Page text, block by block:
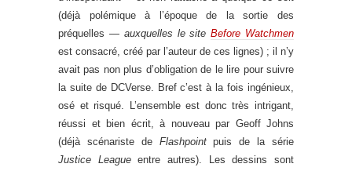
(déjà polémique à l’époque de la sortie des
préquelles — auxquelles le siteBefore Watchmen
est consacré, créé par l’auteur de ces lignes) ; il n’y
avait pas non plus d’obligation de le lire pour suivre
la suite de DCVerse. Bref c’est à la fois ingénieux,
osé et risqué. L’ensemble est donc très intrigant,
réussi et bien écrit, à nouveau par Geoff Johns
(déjà scénariste de Flashpointpuis de la série
Justice Leagueentre autres). Les dessins sont